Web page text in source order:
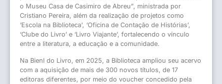
o Museu Casa de Casimiro de Abreu”, ministrada por
Cristiano Pereira, além da realização de projetos como
‘Escola na Biblioteca’, ‘Oficina de Contação de Histórias’,
‘Clube do Livro’ e ‘Livro Viajante’, fortalecendo o vínculo
entre a literatura, a educação e a comunidade.
Na Bienl do Livro, em 2025, a Biblioteca ampliou seu acervo
com a aquisição de mais de 300 novos títulos, de 17
editoras diferentes, por meio do voucher concedido pela